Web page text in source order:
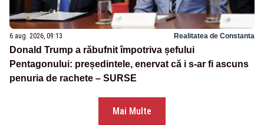
6 aug. 2026, 09:13 Realitatea de Constanta
Donald Trump a răbufnit împotriva șefului
Pentagonului: președintele, enervat că i s-ar fi ascuns
penuria de rachete – SURSE
Mai Multe